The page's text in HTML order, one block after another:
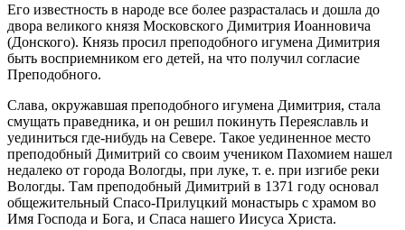
Его известность в народе все более разрасталась и дошла до
двора великого князя Московского Димитрия Иоанновича
(Донского). Князь просил преподобного игумена Димитрия
быть восприемником его детей, на что получил согласие
Преподобного.
Слава, окружавшая преподобного игумена Димитрия, стала
смущать праведника, и он решил покинуть Переяславль и
уединиться где-нибудь на Севере. Такое уединенное место
преподобный Димитрий со своим учеником Пахомием нашел
недалеко от города Вологды, при луке, т. е. при изгибе реки
Вологды. Там преподобный Димитрий в 1371 году основал
общежительный Спасо-Прилуцкий монастырь с храмом во
Имя Господа и Бога, и Спаса нашего Иисуса Христа.